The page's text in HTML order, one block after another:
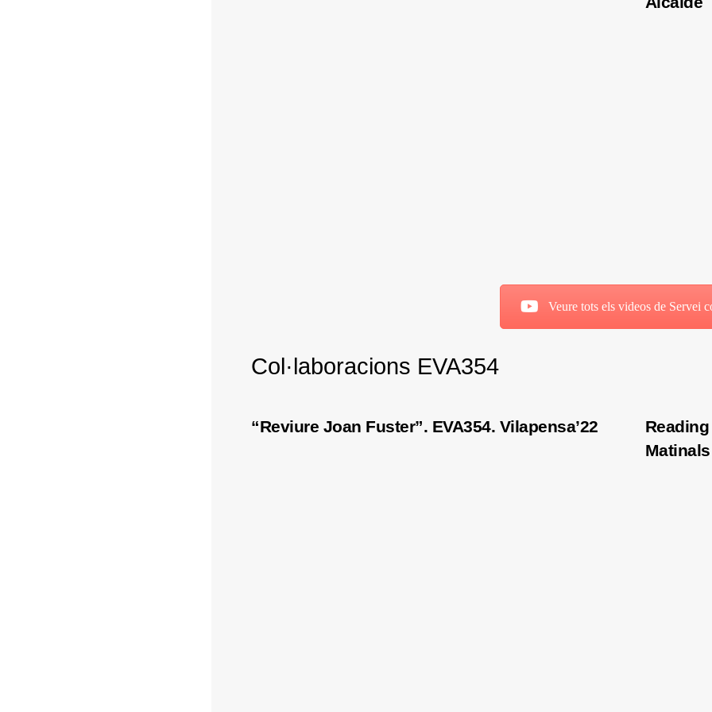
Veure tots els videos de Servei
Col·laboracions EVA354
“Reviure Joan Fuster”. EVA354. Vilapensa’22